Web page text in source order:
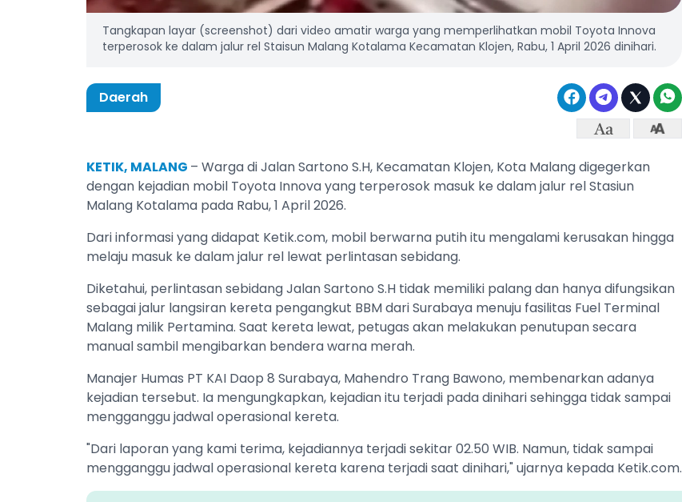
Tangkapan layar (screenshot) dari video amatir warga yang memperlihatkan mobil Toyota Innova
terperosok ke dalam jalur rel Staisun Malang Kotalama Kecamatan Klojen, Rabu, 1 April 2026 dinihari.
Daerah
KETIK, MALANG – Warga di Jalan Sartono S.H, Kecamatan Klojen, Kota Malang digegerkan
dengan kejadian mobil Toyota Innova yang terperosok masuk ke dalam jalur rel Stasiun
Malang Kotalama pada Rabu, 1 April 2026.
Dari informasi yang didapat Ketik.com, mobil berwarna putih itu mengalami kerusakan hingga
melaju masuk ke dalam jalur rel lewat perlintasan sebidang.
Diketahui, perlintasan sebidang Jalan Sartono S.H tidak memiliki palang dan hanya difungsikan
sebagai jalur langsiran kereta pengangkut BBM dari Surabaya menuju fasilitas Fuel Terminal
Malang milik Pertamina. Saat kereta lewat, petugas akan melakukan penutupan secara
manual sambil mengibarkan bendera warna merah.
Manajer Humas PT KAI Daop 8 Surabaya, Mahendro Trang Bawono, membenarkan adanya
kejadian tersebut. Ia mengungkapkan, kejadian itu terjadi pada dinihari sehingga tidak sampai
mengganggu jadwal operasional kereta.
"Dari laporan yang kami terima, kejadiannya terjadi sekitar 02.50 WIB. Namun, tidak sampai
mengganggu jadwal operasional kereta karena terjadi saat dinihari," ujarnya kepada Ketik.com.